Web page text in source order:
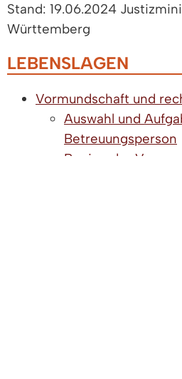
Stand: 19.06.2024
Württemberg
LEBENSLAGEN
Vormundschaft und
Auswahl und
Betreuungsperson
Beginn der